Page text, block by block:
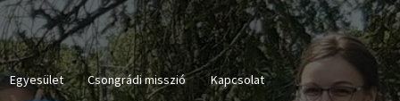
Egyesület Csongrádi misszió Kapcsolat